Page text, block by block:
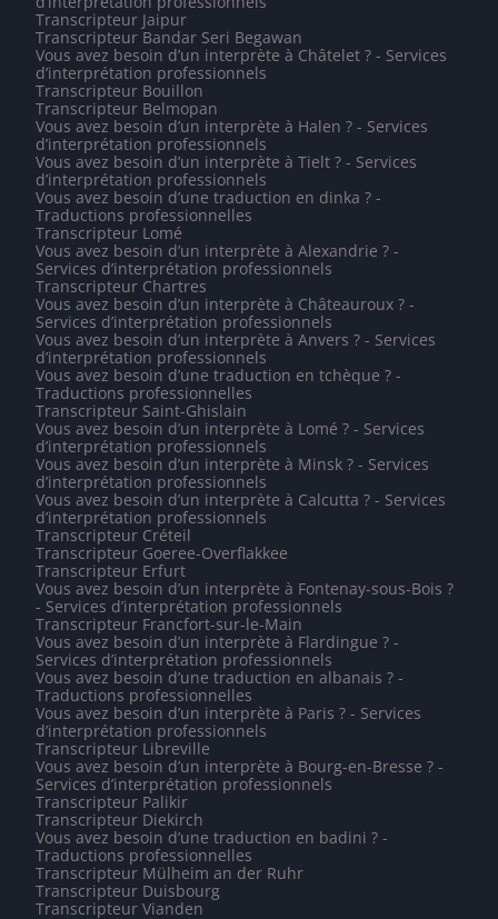
Transcripteur Jaipur
Transcripteur Bandar Seri Begawan
Vous avez besoin d’un interprète à Châtelet ? - Services
d’interprétation professionnels
Transcripteur Bouillon
Transcripteur Belmopan
Vous avez besoin d’un interprète à Halen ? - Services
d’interprétation professionnels
Vous avez besoin d’un interprète à Tielt ? - Services
d’interprétation professionnels
Vous avez besoin d’une traduction en dinka ? -
Traductions professionnelles
Transcripteur Lomé
Vous avez besoin d’un interprète à Alexandrie ? -
Services d’interprétation professionnels
Transcripteur Chartres
Vous avez besoin d’un interprète à Châteauroux ? -
Services d’interprétation professionnels
Vous avez besoin d’un interprète à Anvers ? - Services
d’interprétation professionnels
Vous avez besoin d’une traduction en tchèque ? -
Traductions professionnelles
Transcripteur Saint-Ghislain
Vous avez besoin d’un interprète à Lomé ? - Services
d’interprétation professionnels
Vous avez besoin d’un interprète à Minsk ? - Services
d’interprétation professionnels
Vous avez besoin d’un interprète à Calcutta ? - Services
d’interprétation professionnels
Transcripteur Créteil
Transcripteur Goeree-Overflakkee
Transcripteur Erfurt
Vous avez besoin d’un interprète à Fontenay-sous-Bois ?
- Services d’interprétation professionnels
Transcripteur Francfort-sur-le-Main
Vous avez besoin d’un interprète à Flardingue ? -
Services d’interprétation professionnels
Vous avez besoin d’une traduction en albanais ? -
Traductions professionnelles
Vous avez besoin d’un interprète à Paris ? - Services
d’interprétation professionnels
Transcripteur Libreville
Vous avez besoin d’un interprète à Bourg-en-Bresse ? -
Services d’interprétation professionnels
Transcripteur Palikir
Transcripteur Diekirch
Vous avez besoin d’une traduction en badini ? -
Traductions professionnelles
Transcripteur Mülheim an der Ruhr
Transcripteur Duisbourg
Transcripteur Vianden